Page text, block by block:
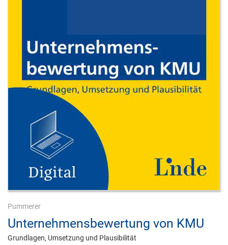
Pummerer
Unternehmensbewertung von KMU
Grundlagen, Umsetzung und Plausibilität